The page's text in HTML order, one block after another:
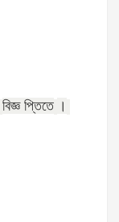
বিজ্ঞ প্তিতে ।